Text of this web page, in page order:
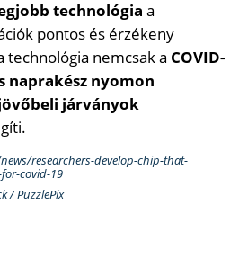
technológia a
pontos és érzékeny
technológia nemcsak a COVID-
naprakész nyomon
járványok
researchers-develop-chip-that-
covid-19
/ PuzzlePix